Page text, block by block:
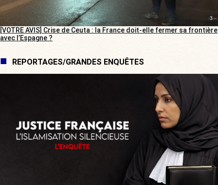
[VOTRE AVIS] Crise de Ceuta : la France doit-elle fermer sa frontière
avec l’Espagne ?
REPORTAGES/GRANDES ENQUÊTES